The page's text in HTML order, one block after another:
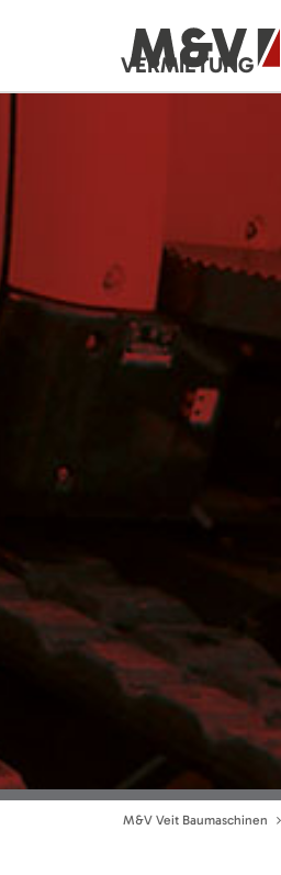
VERMIETUNG
M&V Veit Baumaschinen